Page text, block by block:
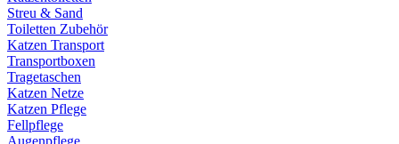
Streu & Sand
Toiletten Zubehör
Katzen Transport
Transportboxen
Tragetaschen
Katzen Netze
Katzen Pflege
Fellpflege
Augenpflege